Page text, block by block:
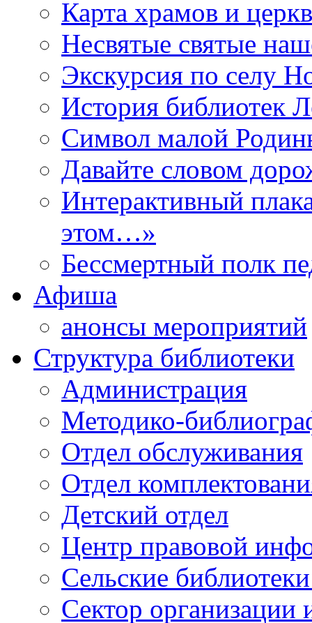
Карта храмов и
Несвятые святые
Экскурсия по селу
История библиотек
Символ малой
Давайте словом
Интерактивный
этом…»
Бессмертный полк
Афиша
анонсы мероприятий
Структура библиотеки
Администрация
Методико-
Отдел обслуживания
Отдел
Детский отдел
Центр правовой
Сельские
Сектор организации